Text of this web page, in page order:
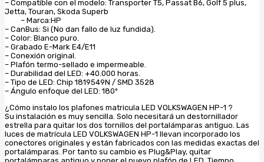
– Compatible con el modelo: Transporter T5, Passat B6, Golf 5 plus,
Jetta, Touran, Skoda Superb
– Marca:HP
– CanBus: Si (No dan fallo de luz fundida).
– Color: Blanco puro.
– Grabado E-Mark E4/E11
– Conexión original.
– Plafón termo-sellado e impermeable.
– Durabilidad del LED: +40.000 horas.
– Tipo de LED: Chip 1819549N / SMD 3528
– Ángulo enfoque del LED: 180º
¿Cómo instalo los plafones matricula LED VOLKSWAGEN HP-1 ?
Su instalación es muy sencilla. Solo necesitará un destornillador
estrella para quitar los dos tornillos del portalámparas antiguo. Las
luces de matrícula LED VOLKSWAGEN HP-1 llevan incorporado los
conectores originales y están fabricados con las medidas exactas del
portalámparas. Por tanto su cambio es Plug&Play, quitar